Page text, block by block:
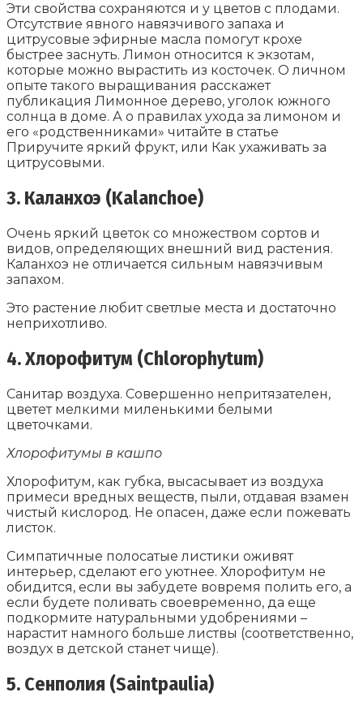
Эти свойства сохраняются и у цветов с плодами.
Отсутствие явного навязчивого запаха и
цитрусовые эфирные масла помогут крохе
быстрее заснуть. Лимон относится к экзотам,
которые можно вырастить из косточек. О личном
опыте такого выращивания расскажет
публикация Лимонное дерево, уголок южного
солнца в доме. А о правилах ухода за лимоном и
его «родственниками» читайте в статье
Приручите яркий фрукт, или Как ухаживать за
цитрусовыми.
3. Каланхоэ (Kalanchoe)
Очень яркий цветок со множеством сортов и
видов, определяющих внешний вид растения.
Каланхоэ не отличается сильным навязчивым
запахом.
Это растение любит светлые места и достаточно
неприхотливо.
4. Хлорофитум (Chlorophytum)
Санитар воздуха. Совершенно непритязателен,
цветет мелкими миленькими белыми
цветочками.
Хлорофитумы в кашпо
Хлорофитум, как губка, высасывает из воздуха
примеси вредных веществ, пыли, отдавая взамен
чистый кислород. Не опасен, даже если пожевать
листок.
Симпатичные полосатые листики оживят
интерьер, сделают его уютнее. Хлорофитум не
обидится, если вы забудете вовремя полить его, а
если будете поливать своевременно, да еще
подкормите натуральными удобрениями –
нарастит намного больше листвы (соответственно,
воздух в детской станет чище).
5. Сенполия (Saintpaulia)